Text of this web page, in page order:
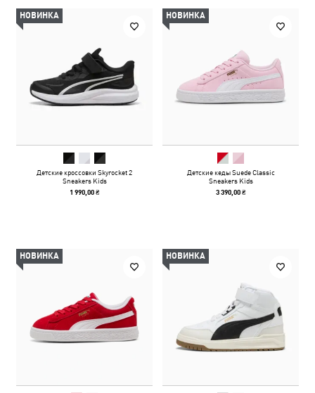
НОВИНКА
Детские кроссовки Skyrocket 2
Sneakers Kids
1 990,00 ₴
НОВИНКА
Детские кеды Suede Classic
Sneakers Kids
3 390,00 ₴
НОВИНКА НОВИНКА